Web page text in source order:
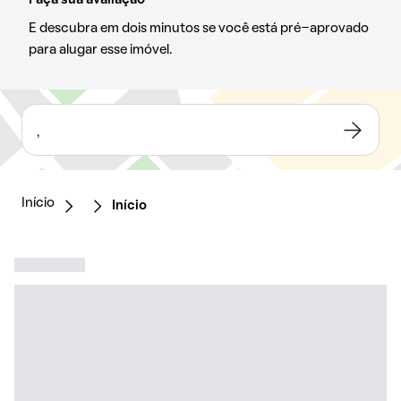
E descubra em dois minutos se você está pré-aprovado
para alugar esse imóvel.
,
Início Início